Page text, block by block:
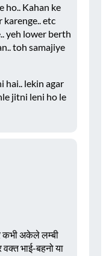
ho.. Kahan ke
karenge.. etc
yeh lower berth
toh samajiye
hai.. lekin agar
jitni leni ho le
कभी अकेले लम्बी
वक्त भाई-बहनो या